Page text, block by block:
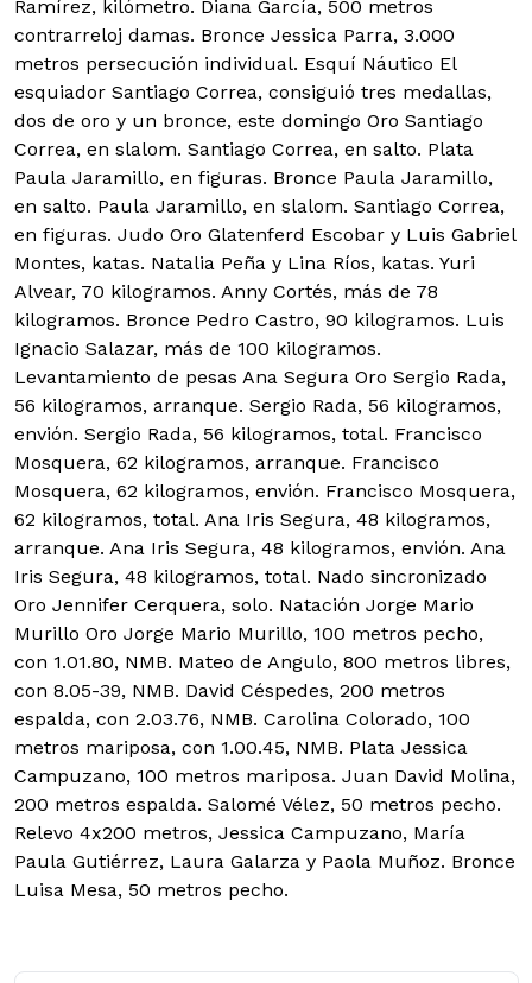
Ramírez, kilómetro. Diana García, 500 metros
contrarreloj damas. Bronce Jessica Parra, 3.000
metros persecución individual. Esquí Náutico El
esquiador Santiago Correa, consiguió tres medallas,
dos de oro y un bronce, este domingo Oro Santiago
Correa, en slalom. Santiago Correa, en salto. Plata
Paula Jaramillo, en figuras. Bronce Paula Jaramillo,
en salto. Paula Jaramillo, en slalom. Santiago Correa,
en figuras. Judo Oro Glatenferd Escobar y Luis Gabriel
Montes, katas. Natalia Peña y Lina Ríos, katas. Yuri
Alvear, 70 kilogramos. Anny Cortés, más de 78
kilogramos. Bronce Pedro Castro, 90 kilogramos. Luis
Ignacio Salazar, más de 100 kilogramos.
Levantamiento de pesas Ana Segura Oro Sergio Rada,
56 kilogramos, arranque. Sergio Rada, 56 kilogramos,
envión. Sergio Rada, 56 kilogramos, total. Francisco
Mosquera, 62 kilogramos, arranque. Francisco
Mosquera, 62 kilogramos, envión. Francisco Mosquera,
62 kilogramos, total. Ana Iris Segura, 48 kilogramos,
arranque. Ana Iris Segura, 48 kilogramos, envión. Ana
Iris Segura, 48 kilogramos, total. Nado sincronizado
Oro Jennifer Cerquera, solo. Natación Jorge Mario
Murillo Oro Jorge Mario Murillo, 100 metros pecho,
con 1.01.80, NMB. Mateo de Angulo, 800 metros libres,
con 8.05-39, NMB. David Céspedes, 200 metros
espalda, con 2.03.76, NMB. Carolina Colorado, 100
metros mariposa, con 1.00.45, NMB. Plata Jessica
Campuzano, 100 metros mariposa. Juan David Molina,
200 metros espalda. Salomé Vélez, 50 metros pecho.
Relevo 4x200 metros, Jessica Campuzano, María
Paula Gutiérrez, Laura Galarza y Paola Muñoz. Bronce
Luisa Mesa, 50 metros pecho.